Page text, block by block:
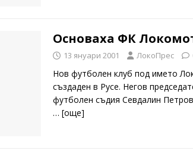
Основаха ФК
13 януари 2001 ЛокоПрес
Нов футболен клуб под името
създаден в Русе. Негов
футболен съдия Севдалин
… [oще]